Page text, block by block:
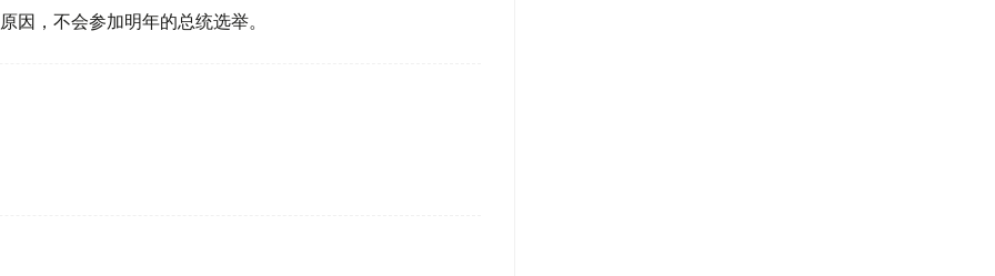
因，不会参加明年的总统选举。